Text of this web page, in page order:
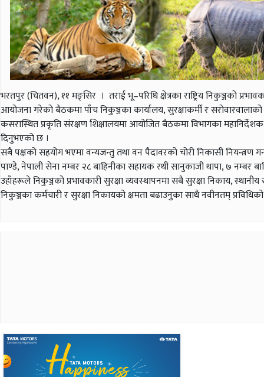
भरतपुर (चितवन), ११ मङ्सिर । तराई भू–परिधि क्षेत्रका राष्ट्रिय निकुञ्जको
आयोजना गरेको बैठकमा पाँच निकुञ्जका कार्यालय, सुरक्षाकर्मी र सरोवारवालाको
कसरास्थित प्रकृति संरक्षण शिक्षालयमा आयोजित बैठकमा विभागका महानिर्देशक
दिनुभएको छ ।
सबै पक्षको सहयोग भएमा वन्यजन्तु तथा वन पैदावरको चोरी निकासी नियन्त्रण
पाण्डे, नेपाली सेना नम्बर २८ बाहिनीका सहायक रथी सानुकाजी थापा, ७ नम्बर
उहाँहरूले निकुञ्जको प्रभावकारी सुरक्षा व्यवस्थापनमा सबै सुरक्षा निकाय,
निकुञ्जका कर्मचारी र सुरक्षा निकायको क्षमता बढाउनुका साथै नवीनतम्